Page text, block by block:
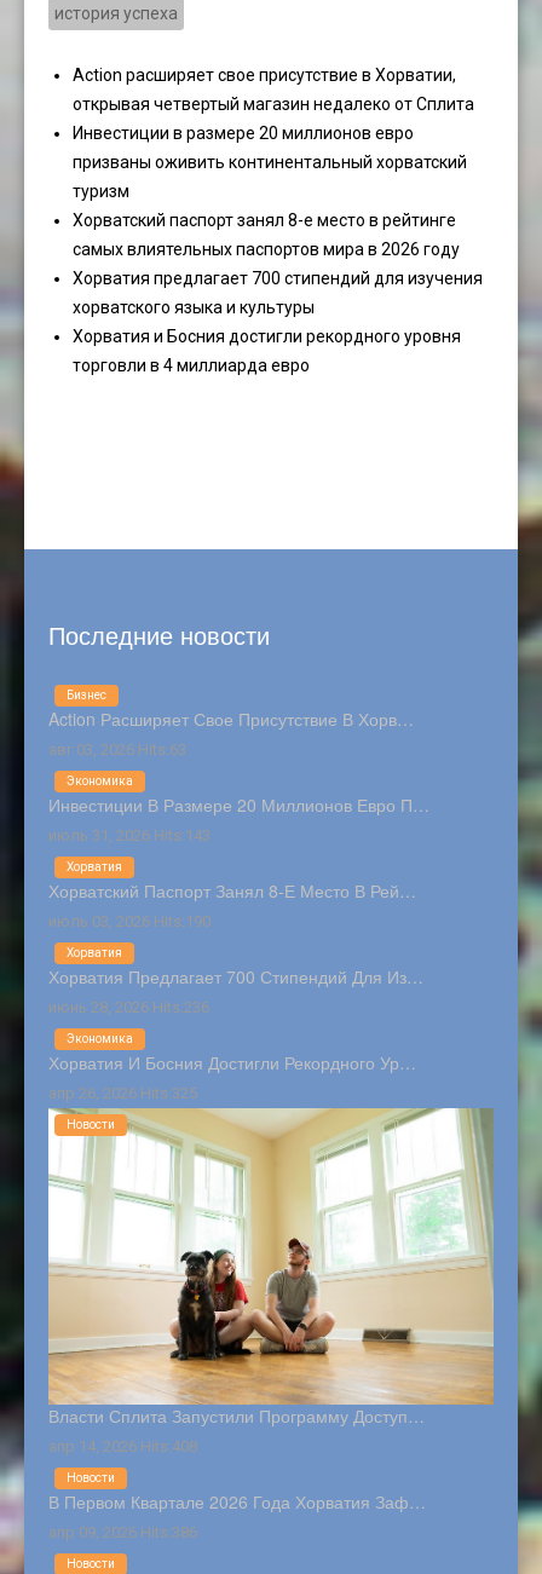
история успеха
Action расширяет свое присутствие в Хорватии,
открывая четвертый магазин недалеко от Сплита
Инвестиции в размере 20 миллионов евро
призваны оживить континентальный хорватский
туризм
Хорватский паспорт занял 8-е место в рейтинге
самых влиятельных паспортов мира в 2026 году
Хорватия предлагает 700 стипендий для изучения
хорватского языка и культуры
Хорватия и Босния достигли рекордного уровня
торговли в 4 миллиарда евро
Последние новости
Action Расширяет Свое Присутствие В Хорв…
авг 03, 2026 Hits:63
Бизнес
Инвестиции В Размере 20 Миллионов Евро П…
июль 31, 2026 Hits:143
Экономика
Хорватский Паспорт Занял 8-Е Место В Рей…
июль 03, 2026 Hits:190
Хорватия
Хорватия Предлагает 700 Стипендий Для Из…
июнь 28, 2026 Hits:236
Хорватия
Хорватия И Босния Достигли Рекордного Ур…
апр 26, 2026 Hits:325
Экономика
Власти Сплита Запустили Программу Доступ…
апр 14, 2026 Hits:408
Новости
В Первом Квартале 2026 Года Хорватия Заф…
апр 09, 2026 Hits:386
Новости
Новости